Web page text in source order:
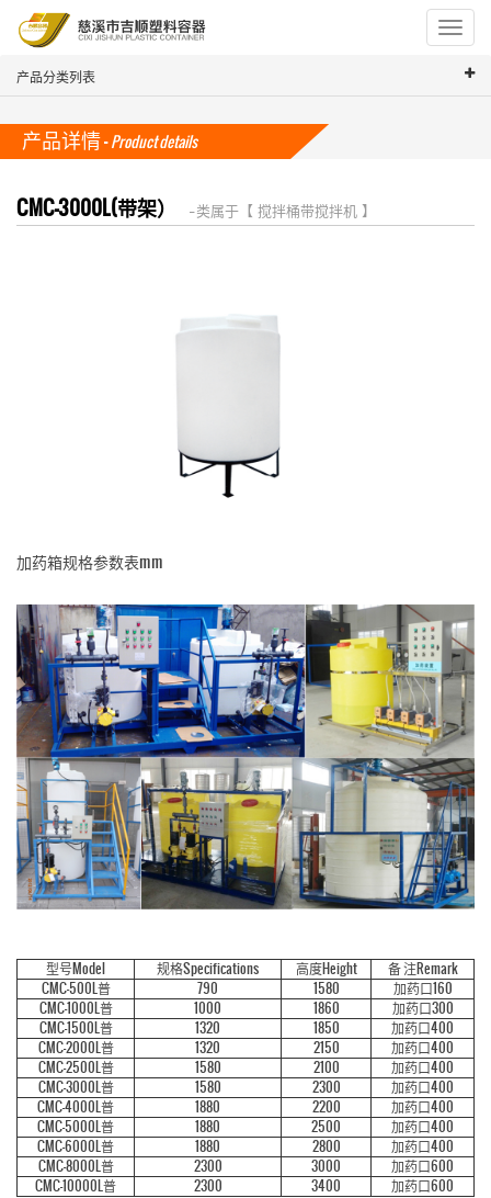
Toggle
产品分类列表
产品详情 -Product details
CMC-3000L(带架） -- 类属于【 搅拌桶带搅拌机 】
加药箱规格参数表mm
型号Model 规格Specifications 高度Height
备 注Remark
CMC-500L普
790 1580
加药口160
CMC-1000L普
1000 1860
加药口300
CMC-1500L普
1320 1850
加药口400
CMC-2000L普
1320 2150
加药口400
CMC-2500L普
1580 2100
加药口400
CMC-3000L普
1580 2300
加药口400
CMC-4000L普
1880 2200
加药口400
CMC-5000L普
1880 2500
加药口400
CMC-6000L普
1880 2800
加药口400
CMC-8000L普
2300 3000
加药口600
CMC-10000L普
2300 3400 加药口600